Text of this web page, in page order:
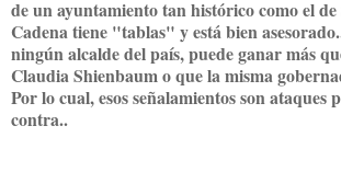
de un ayuntamiento tan histórico como el
Cadena tiene "tablas" y está bien
ningún alcalde del país, puede ganar más
Claudia Shienbaum o que la misma
Por lo cual, esos señalamientos son ataques
contra..